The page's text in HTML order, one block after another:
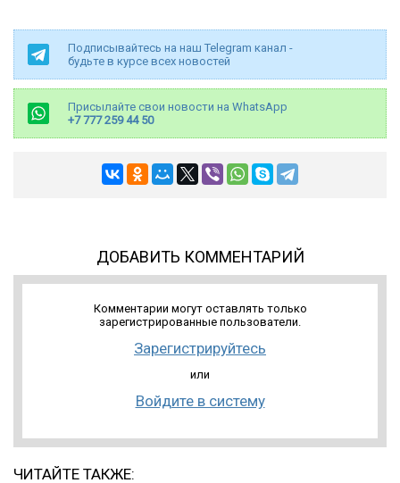
Подписывайтесь на наш Telegram канал -
будьте в курсе всех новостей
Присылайте свои новости на WhatsApp
+7 777 259 44 50
ДОБАВИТЬ КОММЕНТАРИЙ
Комментарии могут оставлять только
зарегистрированные пользователи.
Зарегистрируйтесь
или
Войдите в систему
ЧИТАЙТЕ ТАКЖЕ: